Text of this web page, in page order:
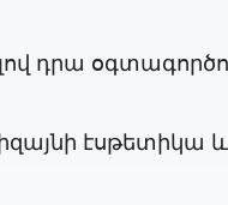
դրա
էսթետիկա